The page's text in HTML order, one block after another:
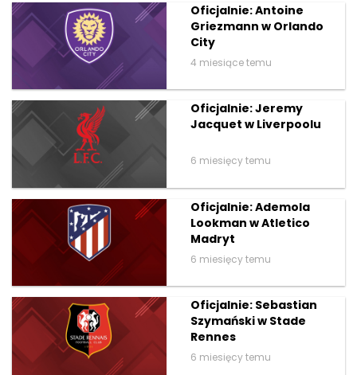
Oficjalnie: Antoine
Griezmann w Orlando
City
4 miesiące temu
Oficjalnie: Jeremy
Jacquet w Liverpoolu
6 miesięcy temu
Oficjalnie: Ademola
Lookman w Atletico
Madryt
6 miesięcy temu
Oficjalnie: Sebastian
Szymański w Stade
Rennes
6 miesięcy temu